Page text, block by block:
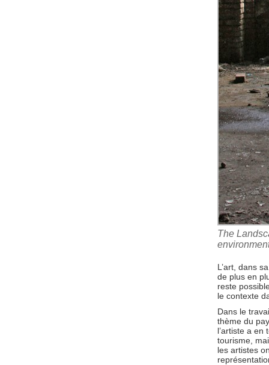
The
L’art, dans
de plus en
reste
le contexte
Dans le
thème du
l’artiste a en
tourisme,
les artistes